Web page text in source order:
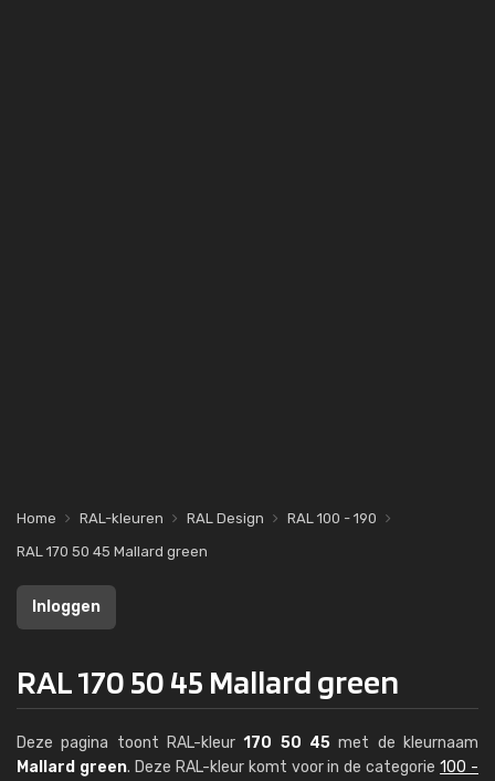
Home RAL-kleuren RAL Design
RAL 100 - 190
RAL 170 50 45 Mallard green
Inloggen
RAL 170 50 45 Mallard green
Deze pagina toont RAL-kleur170 50 45 met de kleurnaam
Mallard green. Deze RAL-kleur komt voor in de categorie100 -